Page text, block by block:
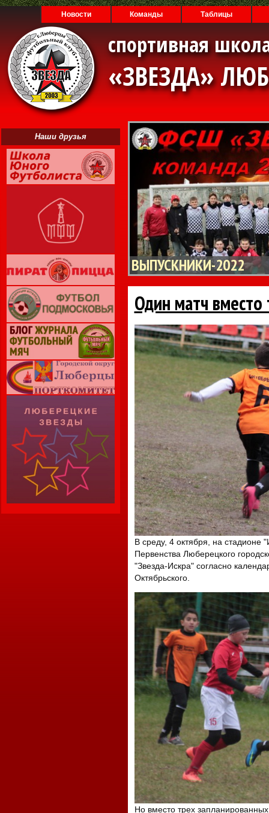
Новости Команды Таблицы
спортивная
«ЗВЕЗДА»
Наши друзья
ВЫПУСКНИКИ-2022
Один матч вместо
В среду, 4 октября, на стадионе
Первенства Люберецкого
"Звезда-Искра" согласно
Октябрьского.
Но вместо трех